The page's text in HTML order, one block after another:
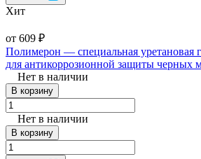
Хит
от 609 ₽
Полимерон — cпециальная уретановая
для антикоррозионной защиты черных
Нет в наличии
В корзину
Нет в наличии
В корзину